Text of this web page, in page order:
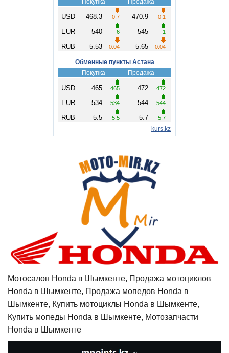
Мотосалон Honda в Шымкенте, Продажа мотоциклов
Honda в Шымкенте, Продажа мопедов Honda в
Шымкенте, Купить мотоциклы Honda в Шымкенте,
Купить мопеды Honda в Шымкенте, Мотозапчасти
Honda в Шымкенте